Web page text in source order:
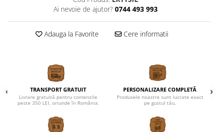
Craciun
Globuri personalizate
Pachete cadou Craciun
Decoratiuni Paste
Valentines Day
Cadouri indragostiti
Ai nevoie de ajutor? 0744 493 993
Adauga la Favorite Cere informatii
TRANSPORT GRATUIT
Livrare gratuită pentru comenzile
peste 350 LEI, oriunde în România.
PERSONALIZARE COMPLETĂ
Produsele noastre sunt lucrate exact
pe gustul tău.